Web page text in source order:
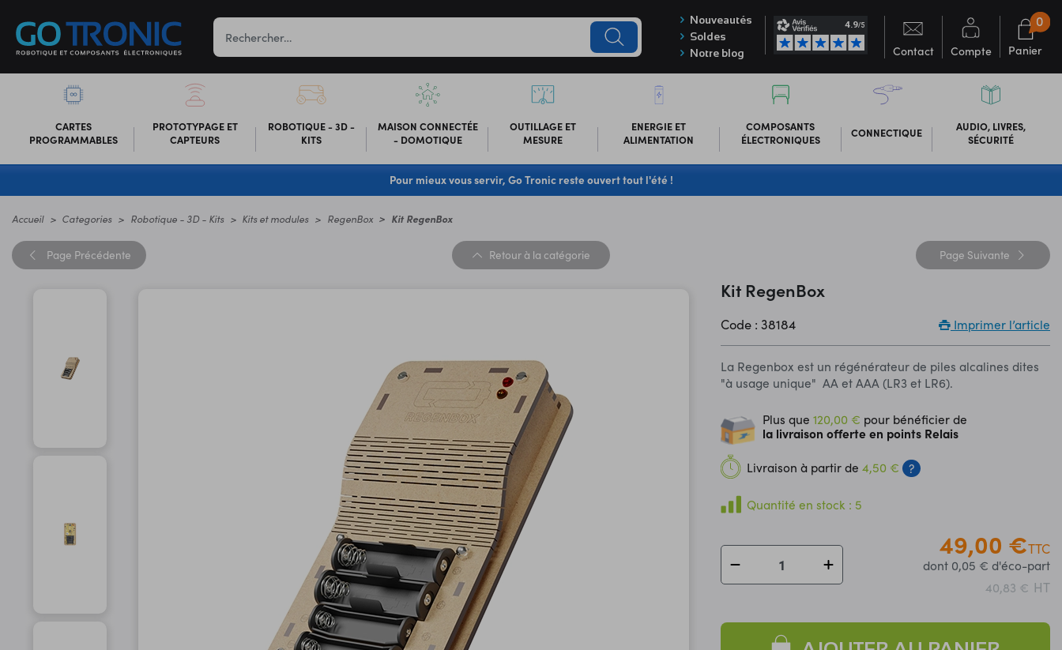
Nouveautés
Soldes
Notre blog
Contact Compte Panier
0
CARTES
PROGRAMMABLES
PROTOTYPAGE ET
CAPTEURS
ROBOTIQUE - 3D -
KITS
MAISON CONNECTÉE
- DOMOTIQUE
OUTILLAGE ET
MESURE
ENERGIE ET
ALIMENTATION
COMPOSANTS
ÉLECTRONIQUES
CONNECTIQUE
AUDIO, LIVRES,
SÉCURITÉ
Pour mieux vous servir, Go Tronic reste ouvert tout l'été !
Accueil Categories Robotique - 3D - Kits Kits et modules RegenBox Kit RegenBox
Page Précédente Retour à la catégorie Page Suivante
Kit RegenBox
Code : 38184 Imprimer l’article
La Regenbox est un régénérateur de piles alcalines dites
"à usage unique" AA et AAA (LR3 et LR6).
Plus que120,00 € pour bénéficier de
la livraison offerte en points Relais
Livraison à partir de4,50 € ?
Quantité en stock : 5
49,00 €TTC
dont 0,05 € d'éco-part
40,83 € HT